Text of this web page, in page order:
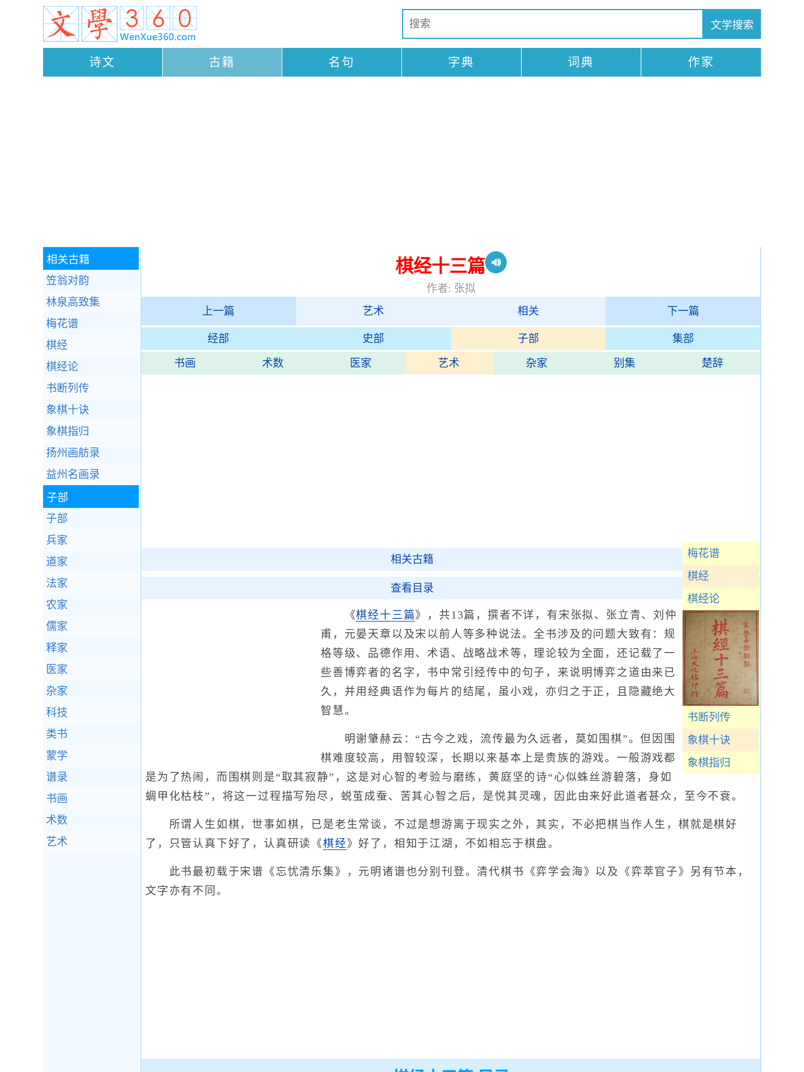
诗文 古籍 名句 字典 词典 作家
棋经十三篇
作者: 张拟
上一篇
艺术 相关 下一篇
经部 史部 子部 集部
书画 术数 医家 艺术 杂家 别集 楚辞
梅花谱
棋经
棋经论
书断列传
象棋十诀
象棋指归
相关古籍
查看目录
《棋经十三篇》，共13篇，撰者不详，有宋张拟、张立青、刘仲
甫，元晏天章以及宋以前人等多种说法。全书涉及的问题大致有：规
格等级、品德作用、术语、战略战术等，理论较为全面，还记载了一
些善博弈者的名字，书中常引经传中的句子，来说明博弈之道由来已
久，并用经典语作为每片的结尾，虽小戏，亦归之于正，且隐藏绝大
智慧。
明谢肇赫云：“古今之戏，流传最为久远者，莫如围棋”。但因围
棋难度较高，用智较深，长期以来基本上是贵族的游戏。一般游戏都
是为了热闹，而围棋则是“取其寂静”，这是对心智的考验与磨练，黄庭坚的诗“心似蛛丝游碧落，身如
蜩甲化枯枝”，将这一过程描写殆尽，蜕茧成蚕、苦其心智之后，是悦其灵魂，因此由来好此道者甚众，至今不衰。
所谓人生如棋，世事如棋，已是老生常谈，不过是想游离于现实之外，其实，不必把棋当作人生，棋就是棋好
了，只管认真下好了，认真研读《棋经》好了，相知于江湖，不如相忘于棋盘。
此书最初载于宋谱《忘忧清乐集》，元明诸谱也分别刊登。清代棋书《弈学会海》以及《弈萃官子》另有节本，
文字亦有不同。
相关古籍
笠翁对韵
林泉高致集
梅花谱
棋经
棋经论
书断列传
象棋十诀
象棋指归
扬州画舫录
益州名画录
子部
子部
兵家
道家
法家
农家
儒家
释家
医家
杂家
科技
类书
蒙学
谱录
书画
术数
艺术